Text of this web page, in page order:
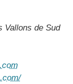
Vallons de Sud